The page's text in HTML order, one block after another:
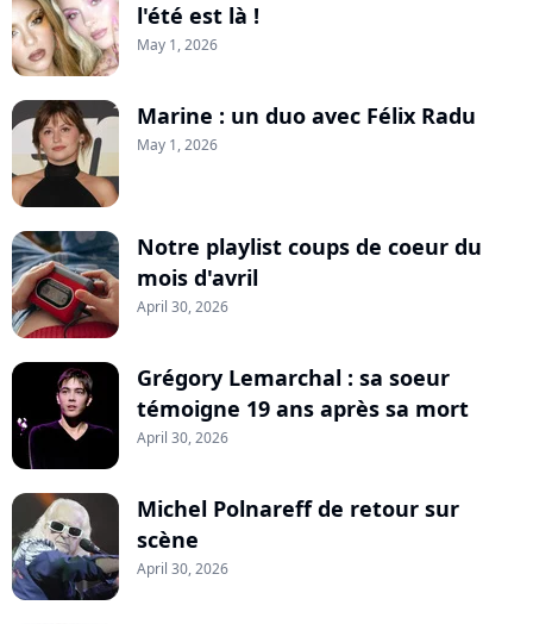
l'été est là !
May 1, 2026
Marine : un duo avec Félix Radu
May 1, 2026
Notre playlist coups de coeur du
mois d'avril
April 30, 2026
Grégory Lemarchal : sa soeur
témoigne 19 ans après sa mort
April 30, 2026
Michel Polnareff de retour sur
scène
April 30, 2026